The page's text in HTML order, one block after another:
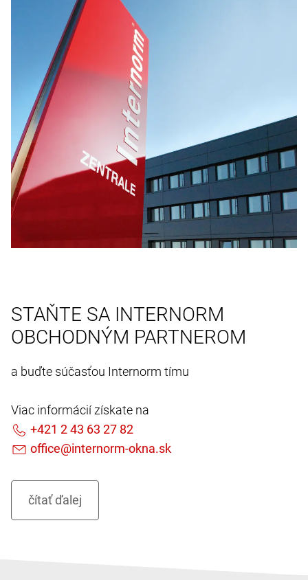
STAŇTE SA INTERNORM
OBCHODNÝM PARTNEROM
a buďte súčasťou Internorm tímu
Viac informácií získate na